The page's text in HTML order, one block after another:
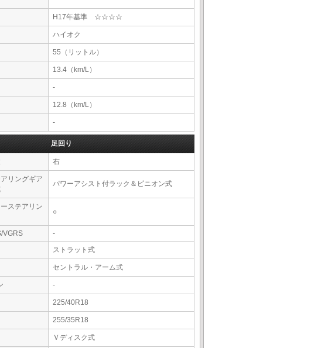
H17年基準 ☆☆☆☆
ハイオク
55（リットル）
13.4（km/L）
-
12.8（km/L）
-
足回り
右
リングギア
パワーアシスト付ラック＆ピニオン式
ステアリン
○
VGRS -
ストラット式
セントラル・アーム式
-
225/40R18
255/35R18
Ｖディスク式